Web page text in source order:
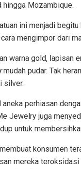
hingga Mozambique.
ini menjadi
mengimpor dari
warna gold, lapisan
mudah pudar. Tak
silver.
aneka perhiasan
Jewelry juga
untuk
konsumen
mereka teroksidasi